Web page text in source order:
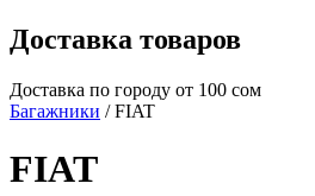
Доставка товаров
Доставка по городу от 100 сом
Багажники / FIAT
FIAT